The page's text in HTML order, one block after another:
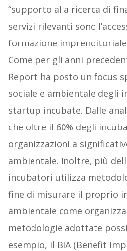
“supporto alla ricerca di
servizi rilevanti sono
formazione imprenditoriale
Come per gli anni
Report ha posto un focus
sociale e ambientale degli
startup incubate. Dalle
che oltre il 60% degli
organizzazioni a
ambientale. Inoltre, più
incubatori utilizza
fine di misurare il proprio
ambientale come
metodologie adottate
esempio, il BIA (Benefit